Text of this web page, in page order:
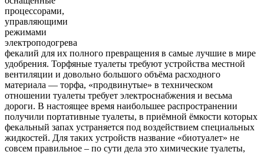
процессорами,
управляющими
режимами
электроподогрева
фекалий для их полного превращения в самые лучшие в мире
удобрения. Торфяные туалеты требуют устройства местной
вентиляции и довольно большого объёма расходного
материала — торфа, «продвинутые» в техническом
отношении туалеты требует электроснабжения и весьма
дороги. В настоящее время наибольшее распространении
получили портативные туалеты, в приёмной ёмкости которых
фекальный запах устраняется под воздействием специальных
жидкостей. Для таких устройств название «биотуалет» не
совсем правильное – по сути дела это химические туалеты,